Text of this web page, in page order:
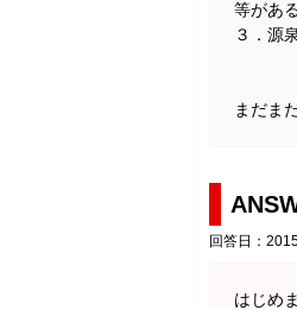
等があ
３．源
まだま
回答日：
はじめ